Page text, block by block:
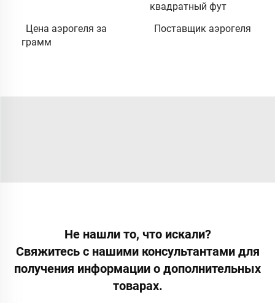
квадратный фут
Цена аэрогеля за
грамм
Поставщик аэрогеля
Не нашли то, что искали?
Свяжитесь с нашими консультантами для
получения информации о дополнительных
товарах.